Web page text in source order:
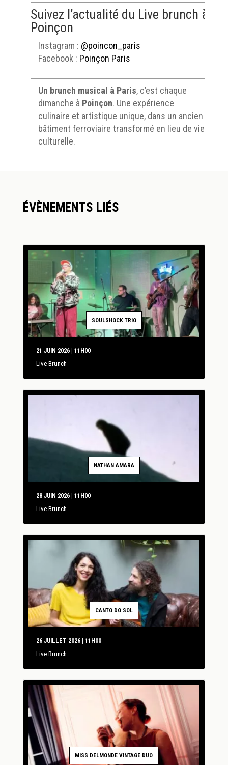
Suivez l’actualité du Live brunch à
Poinçon
Instagram : @poincon_paris
Facebook : Poinçon Paris
Un brunch musical à Paris, c’est chaque
dimanche à Poinçon. Une expérience
culinaire et artistique unique, dans un ancien
bâtiment ferroviaire transformé en lieu de vie
culturelle.
ÉVÈNEMENTS LIÉS
SOULSHOCK TRIO
21 JUIN 2026 | 11H00
Live Brunch
NATHAN AMARA
28 JUIN 2026 | 11H00
Live Brunch
CANTO DO SOL
26 JUILLET 2026 | 11H00
Live Brunch
MISS DELMONDE VINTAGE DUO